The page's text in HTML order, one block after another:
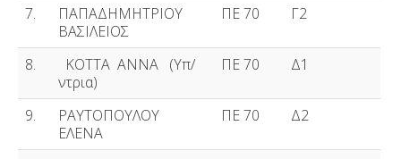
7.
ΠΑΠΑΔΗΜΗΤΡΙΟΥ
ΒΑΣΙΛΕΙΟΣ
ΠΕ 70 Γ2
8.
ΚΟΤΤΑ ΑΝΝΑ (Υπ/
ντρια)
ΠΕ 70 Δ1
9.
ΡΑΥΤΟΠΟΥΛΟΥ
ΕΛΕΝΑ
ΠΕ 70 Δ2